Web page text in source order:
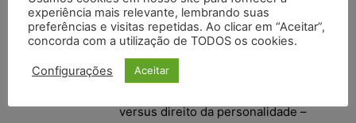
Américo Brasiliense – 1ª Vara; Data
do Julgamento: 27/06/2017; Data de
Registro: 27/06/2017)
versus direito da personalidade –
experiência mais relevante, lembrando suas
preferências e visitas repetidas. Ao clicar em “Aceitar”,
concorda com a utilização de TODOS os cookies.
Configurações Aceitar